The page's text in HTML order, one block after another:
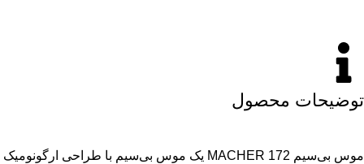
توضیحات محصول
موس بی‌سیم MACHER 172 یک موس بی‌سیم با طراحی ارگونومیک